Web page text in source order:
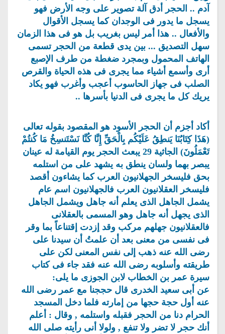
آدم .. الحجر أدق آلة تصوير على وجه الأرض فهو
يسجل ما يدور فى الوجدان كما يسجل الأقوال
والأفعال .. هذا أمر ليس بغريب بل هو فى هذا الزمان
سهل التصديق ... بين يدى قطعة من الحجر تسمى
الهاتف المحمول وبمجرد ضغطة من طرف الإصبع
أرى وأسمع أشياء مما يجرى فى هذه الحياة والقرص
الصلب فى جهاز الحاسوب أعجب وأغرب فهو يكاد
يريك كل ما يجرى فى الدنيا بأسرها ..
أكاد أجزم أن الحجر الأسود هو المقصود بقوله تعالى
(هَذَا كِتَابُنَا يَنطِقُ عَلَيْكُم بِالْحَقِّ إِنَّا كُنَّا نَسْتَنسِخُ مَا كُنتُمْ
تَعْمَلُونَ) الجاثية 29 يبعث الحجر يوم القيامة له عينان
يبصر بهما ولسان ينطق به يشهد على من استلمه
بحق فليسخر الجهلانيون العرب كما يشاءون أقصد
فليسخر العقلانيون العرب فالجهلانيون اسم عام
يشمل الجاهل الذى يعلم أنه جاهل ويشمل الجاهل
الذى يجهل أنه جاهل وهو المسمى بالعقلانى
فالعقلانيون جهلهم مركب وقد إزدت إقتناعاً بما وقر
فى نفسى من معنى بعد أن علمتُ أن سيدنا على
رضى الله عنه ذهب إلى نفس المعنى لكن على
طريقته وأسلوبه رضى الله عنه فقد جاء فى كتاب
سيرة عمر بن الخطاب لابن الجوزى ما يلى:
عن أبى سعيد الخدرى قال حججنا مع عمر رضى الله
عنه أول حجة حجها من إمارته فلما دخل المسجد
الحرام دنا من الحجر فقبله واستلمه , وقال : أعلم
أنك حجر لا تضر ولا تنفع , ولولا أنى رأيته صلى الله